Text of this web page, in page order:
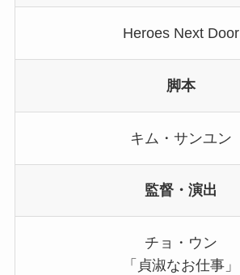
Heroes Next Door
脚本
キム・サンユン
監督・演出
チョ・ウン
「貞淑なお仕事」